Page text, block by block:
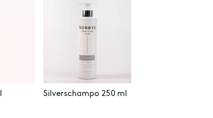
Silverschampo 250 ml